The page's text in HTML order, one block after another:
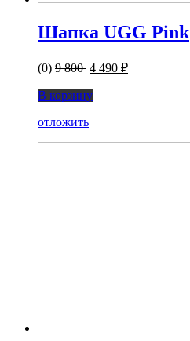
Шапка UGG Pink
(0) 9 800 4 490 ₽
В корзину
отложить